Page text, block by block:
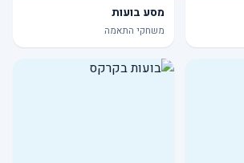
מסע בועות
משחקי התאמה